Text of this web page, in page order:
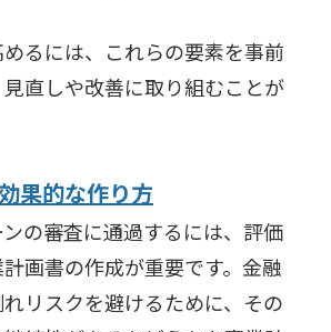
るには、これらの要素を事前
直しや改善に取り組むことが
果的な作り方
の審査に通過するには、評価
画書の作成が重要です。金融
リスクを避けるために、その